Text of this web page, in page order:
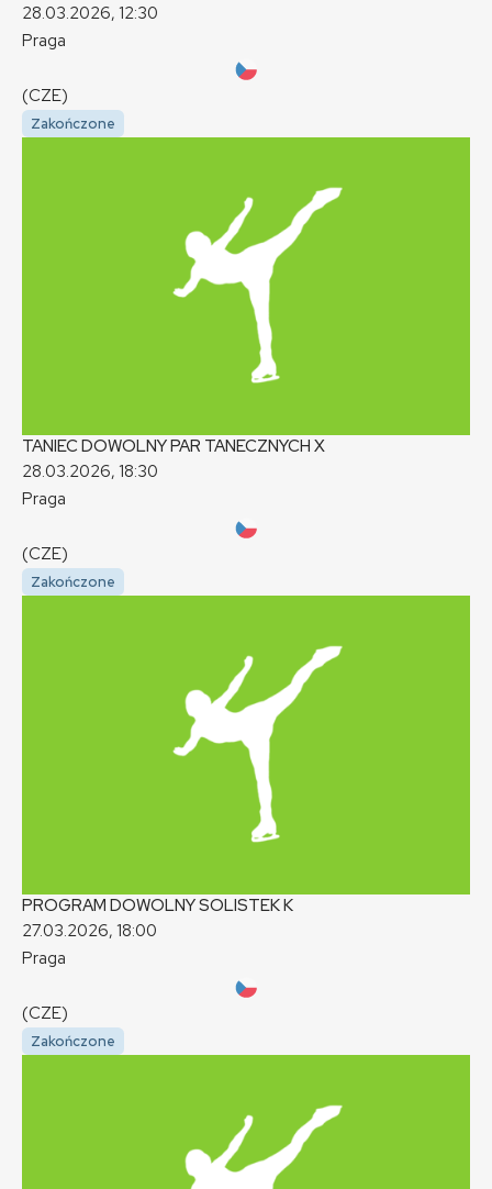
28.03.2026, 12:30
Praga
(CZE)
Zakończone
TANIEC DOWOLNY PAR TANECZNYCH X
28.03.2026, 18:30
Praga
(CZE)
Zakończone
PROGRAM DOWOLNY SOLISTEKK
27.03.2026, 18:00
Praga
(CZE)
Zakończone